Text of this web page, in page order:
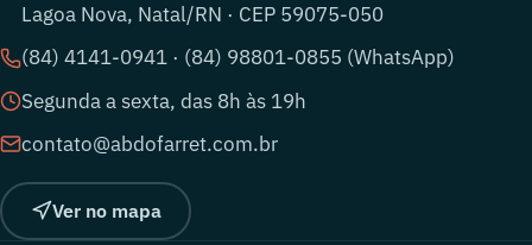
Lagoa Nova, Natal/RN · CEP 59075-050
(84) 4141-0941 · (84) 98801-0855 (WhatsApp)
Segunda a sexta, das 8h às 19h
contato@abdofarret.com.br
Ver no mapa